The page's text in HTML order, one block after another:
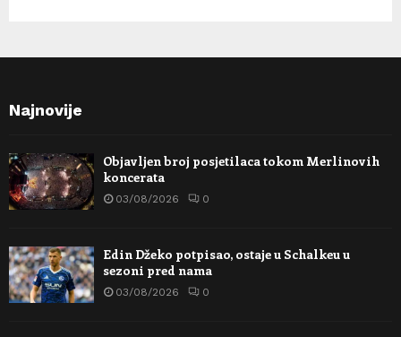
Najnovije
Objavljen broj posjetilaca tokom Merlinovih
koncerata
03/08/2026 0
Edin Džeko potpisao, ostaje u Schalkeu u
sezoni pred nama
03/08/2026 0